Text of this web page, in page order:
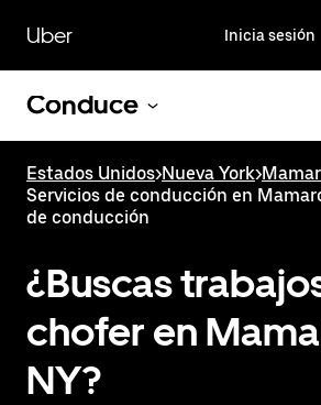
contenido
principal
Uber Inicia sesión
Conduce
Estados Unidos>Nueva York>
Servicios de conducción en
de conducción
¿Buscas
chofer en
NY?